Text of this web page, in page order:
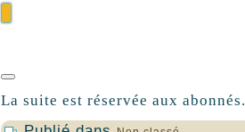
La suite est réservée aux abonnés.